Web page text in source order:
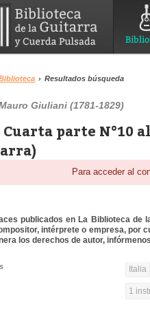
› Resultados búsqueda
Giuliani (1781-1829)
Cuarta parte N°10
Para acceder al
publicados en La Biblioteca de
intérprete o empresa, por
los derechos de autor,
Italia
1